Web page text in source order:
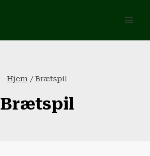
Hjem / Brætspil
Brætspil